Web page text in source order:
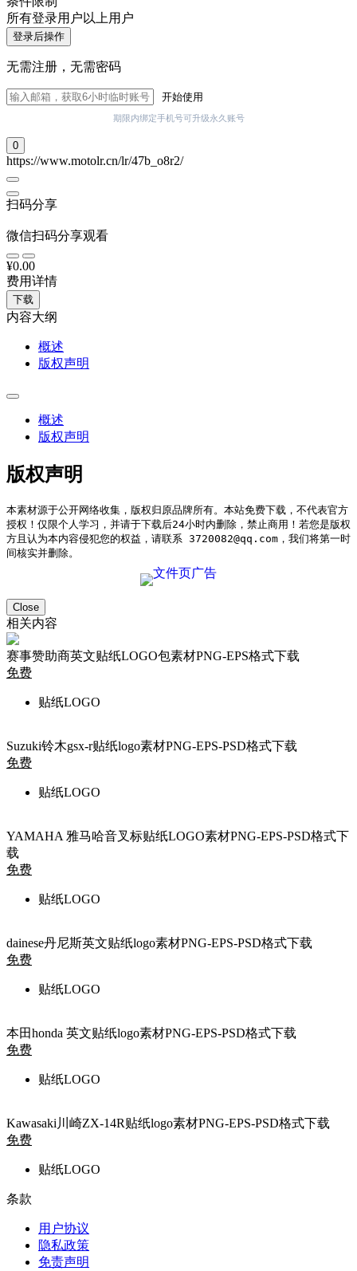
所有登录用户以上用户
登录后操作
无需注册，无需密码
开始使用
期限内绑定手机号可升级永久账号
0
https://www.motolr.cn/lr/47b_o8r2/
扫码分享
微信扫码分享观看
¥0.00
费用详情
下载
内容大纲
概述
版权声明
概述
版权声明
版权声明
本素材源于公开网络收集，版权归原品牌所有。本站免费下载，不代表官方
授权！仅限个人学习，并请于下载后24小时内删除，禁止商用！若您是版权
方且认为本内容侵犯您的权益，请联系 3720082@qq.com，我们将第一时
间核实并删除。
Close
相关内容
赛事赞助商英文贴纸LOGO包素材PNG-EPS格式下载
免费
贴纸LOGO
Suzuki铃木gsx-r贴纸logo素材PNG-EPS-PSD格式下载
免费
贴纸LOGO
YAMAHA 雅马哈音叉标贴纸LOGO素材PNG-EPS-PSD格式下
载
免费
贴纸LOGO
dainese丹尼斯英文贴纸logo素材PNG-EPS-PSD格式下载
免费
贴纸LOGO
本田honda 英文贴纸logo素材PNG-EPS-PSD格式下载
免费
贴纸LOGO
Kawasaki川崎ZX-14R贴纸logo素材PNG-EPS-PSD格式下载
免费
贴纸LOGO
条款
用户协议
隐私政策
免责声明